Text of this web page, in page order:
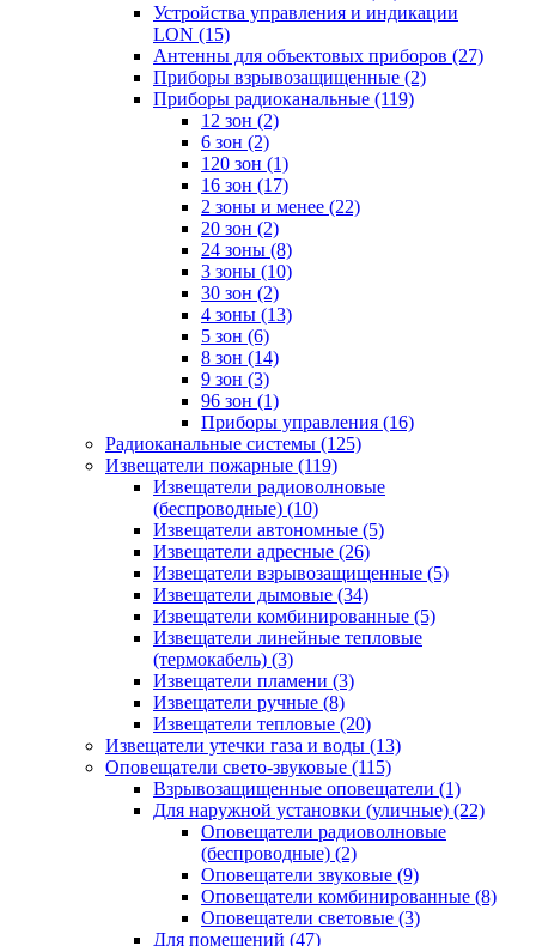
Устройства управления и индикации
LON (15)
Антенны для объектовых приборов (27)
Приборы взрывозащищенные (2)
Приборы радиоканальные (119)
12 зон (2)
6 зон (2)
120 зон (1)
16 зон (17)
2 зоны и менее (22)
20 зон (2)
24 зоны (8)
3 зоны (10)
30 зон (2)
4 зоны (13)
5 зон (6)
8 зон (14)
9 зон (3)
96 зон (1)
Приборы управления (16)
Радиоканальные системы (125)
Извещатели пожарные (119)
Извещатели радиоволновые
(беспроводные) (10)
Извещатели автономные (5)
Извещатели адресные (26)
Извещатели взрывозащищенные (5)
Извещатели дымовые (34)
Извещатели комбинированные (5)
Извещатели линейные тепловые
(термокабель) (3)
Извещатели пламени (3)
Извещатели ручные (8)
Извещатели тепловые (20)
Извещатели утечки газа и воды (13)
Оповещатели свето-звуковые (115)
Взрывозащищенные оповещатели (1)
Для наружной установки (уличные) (22)
Оповещатели радиоволновые
(беспроводные) (2)
Оповещатели звуковые (9)
Оповещатели комбинированные (8)
Оповещатели световые (3)
Для помещений (47)